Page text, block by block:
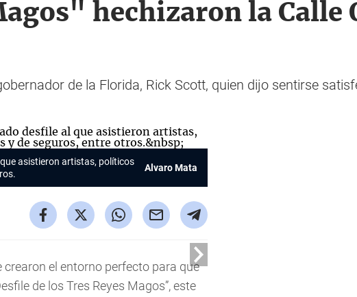
hechizaron la Calle
de la Florida, Rick Scott, quien dijo sentirse
asistieron artistas, políticos
Alvaro Mata
el entorno perfecto para que
de los Tres Reyes Magos”, este